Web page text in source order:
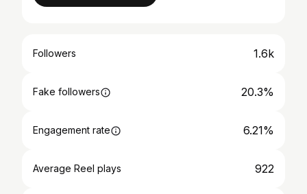
Followers 1.6k
Fake followers 20.3%
Engagement rate 6.21%
Average Reel plays 922